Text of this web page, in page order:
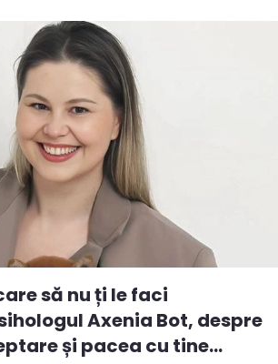
să nu ți le faci
Axenia Bot, despre
și pacea cu tine